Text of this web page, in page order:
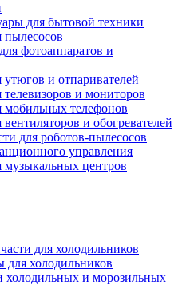
для бытовой техники
пылесосов
фотоаппаратов и
утюгов и отпаривателей
телевизоров и мониторов
мобильных телефонов
вентиляторов и обогревателей
для роботов-пылесосов
управления
музыкальных центров
для холодильников
для холодильников
холодильных и морозильных